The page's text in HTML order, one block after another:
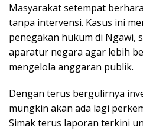
Masyarakat setempat
tanpa intervensi. Kasus ini
penegakan hukum di Ngawi,
aparatur negara agar lebih
mengelola anggaran publik.
Dengan terus bergulirnya
mungkin akan ada lagi
Simak terus laporan terkini